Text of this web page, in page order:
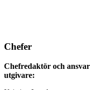
Chefer
Chefredaktör och
utgivare: